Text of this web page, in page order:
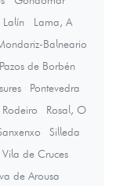
Lalín
Lama, A
Balneario
Pazos de Borbén
Pontevedra
Rodeiro
Rosal, O
Silleda
Vila de Cruces
de Arousa